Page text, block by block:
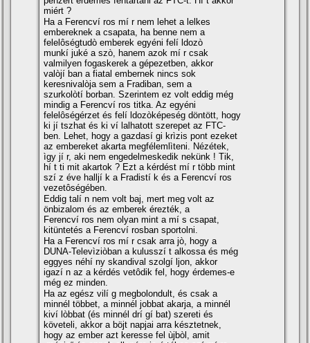
miért ?
Ha a Ferencví ros mí r nem lehet a lelkes
embereknek a csapata, ha benne nem a
felelôségtudò emberek egyéni felí ldozò
munkí juké a szò, hanem azok mí r csak
valmilyen fogaskerek a gépezetben, akkor
valòjí ban a fiatal embernek nincs sok
keresnivalòja sem a Fradiban, sem a
szurkolòtí borban. Szerintem ez volt eddig még
mindig a Ferencví ros titka. Az egyéni
felelôségérzet és felí ldozòképeség döntött, hogy
ki jí tszhat és ki ví lalhatott szerepet az FTC-
ben. Lehet, hogy a gazdasí gi krìzis pont ezeket
az embereket akarta megfélemlìteni. Nézétek,
ìgy jí r, aki nem engedelmeskedik nekünk ! Tik,
hí t ti mit akartok ? Ezt a kérdést mí r több mint
szí z éve halljí k a Fradistí k és a Ferencví ros
vezetôségében.
Eddig talí n nem volt baj, mert meg volt az
önbizalom és az emberek érezték, a
Ferencví ros nem olyan mint a mí s csapat,
kitüntetés a Ferencví rosban sportolni.
Ha a Ferencví ros mí r csak arra jò, hogy a
DUNA-Televìziòban a kulusszí t alkossa és még
eggyes néhí ny skandival szolgí ljon, akkor
igazí n az a kérdés vetôdik fel, hogy érdemes-e
még ez minden.
Ha az egész vilí g megbolondult, és csak a
minnél többet, a minnél jobbat akarja, a minnél
kiví lòbbat (és minnél drí gí bat) szereti és
követeli, akkor a böjt napjai arra késztetnek,
hogy az ember azt keresse fel ùjbòl, amit